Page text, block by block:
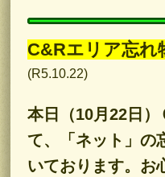
C&Rエリア忘れ
(R5.10.22)
本日（10月22日
て、「ネット」の
いております。お